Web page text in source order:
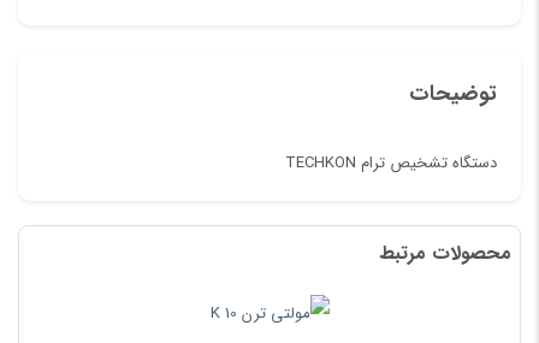
توضیحات
دستگاه تشخیص ترام TECHKON
محصولات مرتبط